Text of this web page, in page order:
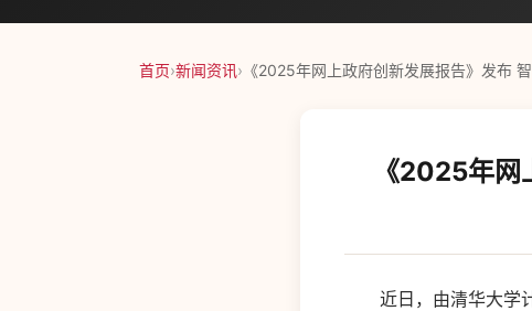
首页›新闻资讯› 《2025年网上政府创新发展报告》发布
《2025年
近日，由清华大学计